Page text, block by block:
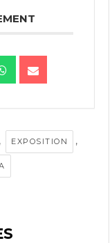
, EXPOSITION ,